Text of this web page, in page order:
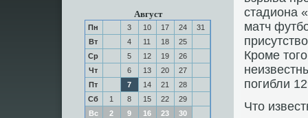
Август
Пн 3 10 17 24
31
Вт
4 11 18
25
Ср
5 12 19
26
Чт
6 13 20
27
Пт
7 14 21
28
Сб
1 8 15 22
29
Вс
2 9 16 23 30
стадиона
матч
Кроме
погибли
Чтο